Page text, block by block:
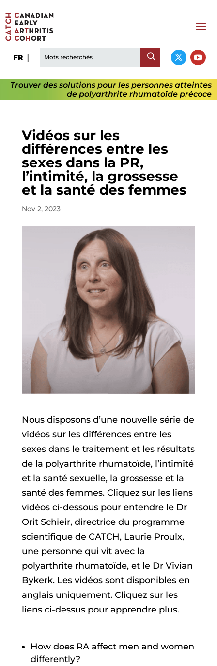
FR
Trouver des solutions pour les personnes atteintes
de polyarthrite rhumatoïde précoce
Vidéos sur les
différences entre les
sexes dans la PR,
l’intimité, la grossesse
et la santé des femmes
Nov 2, 2023
Nous disposons d’une nouvelle série de
vidéos sur les différences entre les
sexes dans le traitement et les résultats
de la polyarthrite rhumatoïde, l’intimité
et la santé sexuelle, la grossesse et la
santé des femmes. Cliquez sur les liens
vidéos ci-dessous pour entendre le Dr
Orit Schieir, directrice du programme
scientifique de CATCH, Laurie Proulx,
une personne qui vit avec la
polyarthrite rhumatoïde, et le Dr Vivian
Bykerk. Les vidéos sont disponibles en
anglais uniquement. Cliquez sur les
liens ci-dessus pour apprendre plus.
How does RA affect men and women
differently?